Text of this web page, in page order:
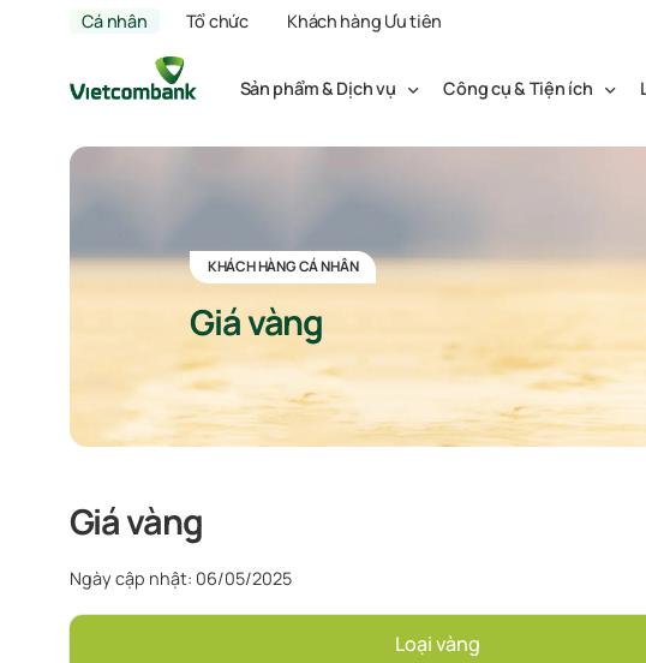
Cá nhân Tổ chức Khách hàng Ưu tiên
Sản phẩm & Dịch vụ Công cụ & Tiện ích
KHÁCH HÀNG CÁ NHÂN
Giá vàng
Giá vàng
Ngày cập nhật: 06/05/2025
Loại vàng